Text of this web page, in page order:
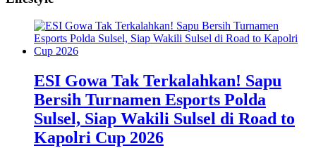
ESI Gowa Tak Terkalahkan! Sapu
Bersih Turnamen Esports Polda
Sulsel, Siap Wakili Sulsel di Road to
Kapolri Cup 2026